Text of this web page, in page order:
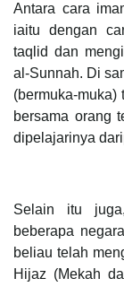
Antara cara
iaitu dengan
taqlid dan
al-Sunnah. Di
(bermuka-muka)
bersama orang
dipelajarinya
Selain itu
beberapa
beliau telah
Hijaz (Mekah